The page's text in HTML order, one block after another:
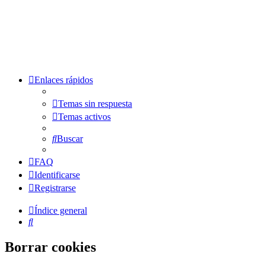
Enlaces rápidos
Temas sin respuesta
Temas activos
Buscar
FAQ
Identificarse
Registrarse
Índice general
Buscar
Borrar cookies